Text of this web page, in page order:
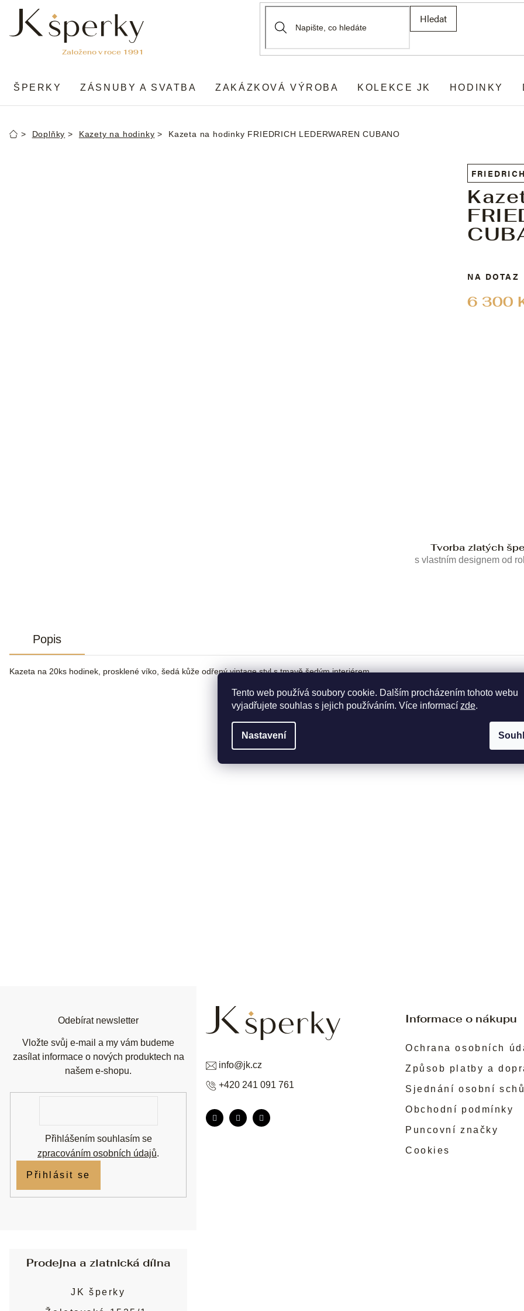
Tento web používá soubory cookie. Dalším procházením tohoto webu
vyjadřujete souhlas s jejich používáním. Více informací zde.
Nastavení
obsah
Hledat
ŠPERKY ZÁSNUBY A SVATBA ZAKÁZKOVÁ VÝROBA KOLEKCE JK HODINKY
DomůDoplňky Kazety na hodinky Kazeta na hodinky FRIEDRICH LEDERWAREN CUBANO
6 300
NA DOTAZ
Tvorba zlatých
s vlastním designem od
Popis
Kazeta na 20ks hodinek, prosklené víko, šedá kůže odřený vintage styl s tmavě šedým interiérem.
Informace o nákupu
Ochrana osobních
Způsob platby a
Sjednání osobní
Obchodní podmínky
Puncovní značky
Cookies
info@jk.cz
+420 241 091 761
Odebírat newsletter
Vložte svůj e-mail a my vám budeme
zasílat informace o nových produktech na
našem e-shopu.
Přihlášením souhlasím se
zpracováním osobních údajů.
Přihlásit se
Prodejna a zlatnická dílna
JK šperky